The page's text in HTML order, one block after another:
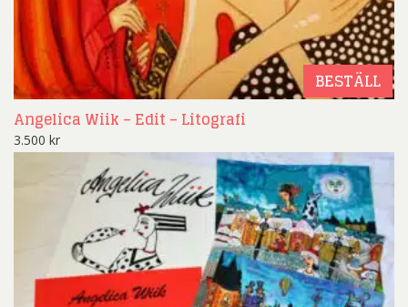
BESTÄLL
Angelica Wiik – Edit – Litografi
3.500 kr